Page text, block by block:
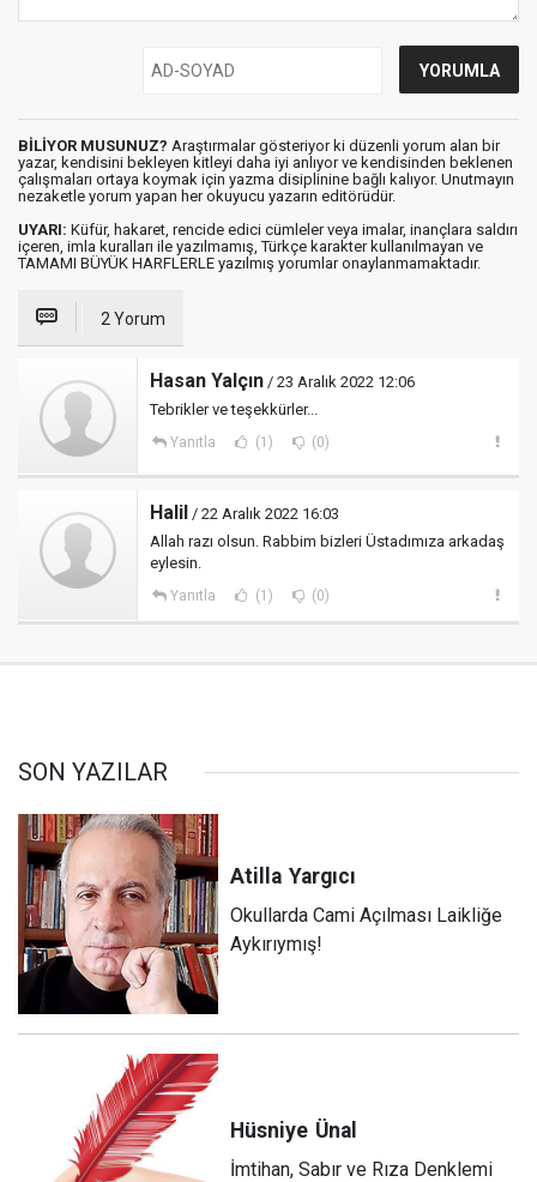
BİLİYOR MUSUNUZ? Araştırmalar gösteriyor ki düzenli yorum alan bir
yazar, kendisini bekleyen kitleyi daha iyi anlıyor ve kendisinden beklenen
çalışmaları ortaya koymak için yazma disiplinine bağlı kalıyor. Unutmayın
nezaketle yorum yapan her okuyucu yazarın editörüdür.
UYARI: Küfür, hakaret, rencide edici cümleler veya imalar, inançlara saldırı
içeren, imla kuralları ile yazılmamış, Türkçe karakter kullanılmayan ve
TAMAMI BÜYÜK HARFLERLE yazılmış yorumlar onaylanmamaktadır.
2 Yorum
Hasan Yalçın / 23 Aralık 2022 12:06
Tebrikler ve teşekkürler...
Yanıtla (1) (0)
Halil / 22 Aralık 2022 16:03
Allah razı olsun. Rabbim bizleri Üstadımıza arkadaş
eylesin.
Yanıtla (1) (0)
SON YAZILAR
Atilla Yargıcı
Okullarda Cami Açılması Laikliğe
Aykırıymış!
Hüsniye Ünal
İmtihan, Sabır ve Rıza Denklemi